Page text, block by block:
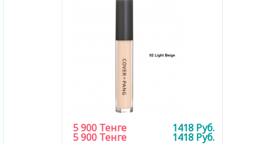
5 900 Тенге 1418 Руб.
5 900 Тенге 1418 Руб.